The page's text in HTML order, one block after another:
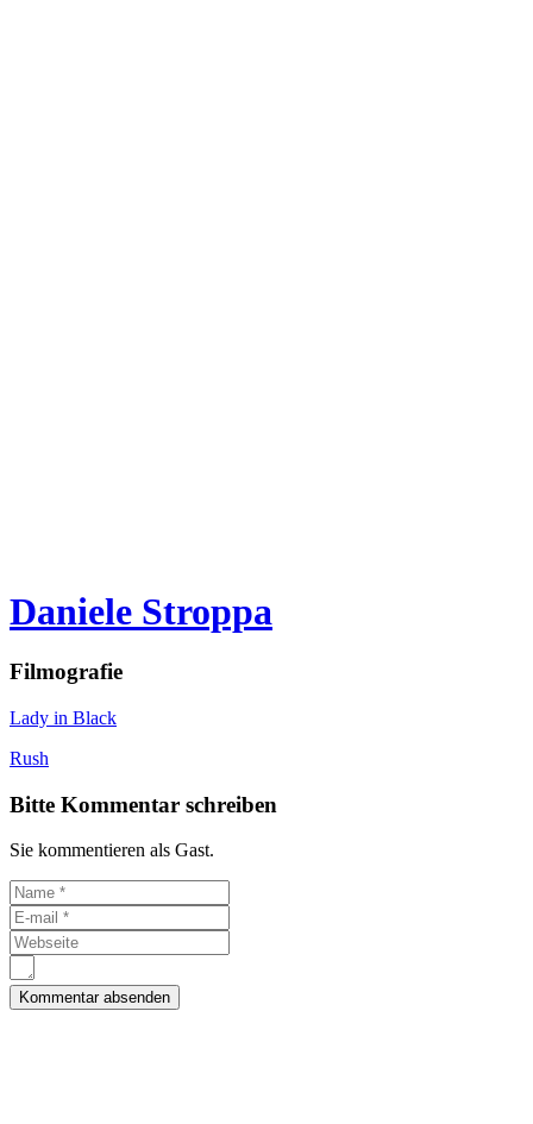
Daniele Stroppa
Filmografie
Lady in Black
Rush
Bitte Kommentar schreiben
Sie kommentieren als Gast.